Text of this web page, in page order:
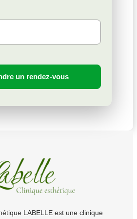
LABELLE est une clinique